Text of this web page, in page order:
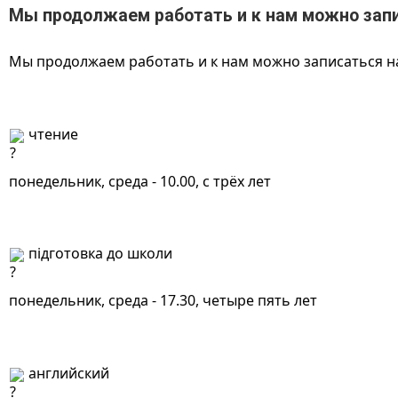
Мы продолжаем работать и к нам можно
Мы продолжаем работать и к нам можно записаться
чтение
понедельник, среда - 10.00, с трёх лет
підготовка до школи
понедельник, среда - 17.30, четыре пять лет
английский